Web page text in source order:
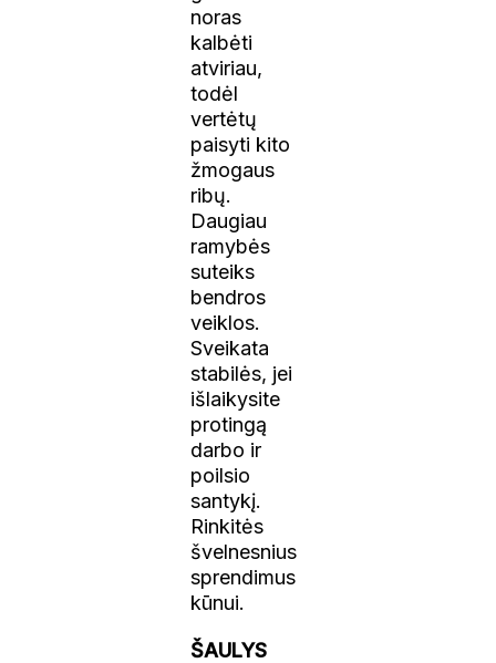
noras
kalbėti
atviriau,
todėl
vertėtų
paisyti kito
žmogaus
ribų.
Daugiau
ramybės
suteiks
bendros
veiklos.
Sveikata
stabilės, jei
išlaikysite
protingą
darbo ir
poilsio
santykį.
Rinkitės
švelnesnius
sprendimus
kūnui.
ŠAULYS